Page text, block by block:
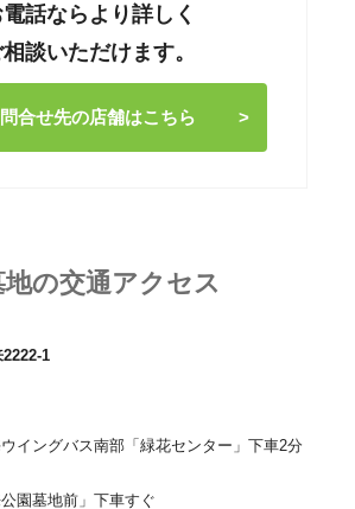
話ならより詳しく
相談いただけます。
合せ先の店舗はこちら
の交通アクセス
1
イングバス南部「緑花センター」下車2分
園墓地前」下車すぐ